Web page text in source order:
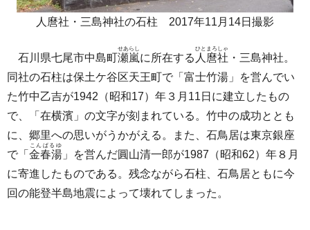
人麿社・三島神社の石柱 2017年11月14日撮影
石川県七尾市中島町瀬嵐
せあらし
に所在する 人麿社
ひとまろしゃ
・三島神社。
同社の石柱は保土ケ谷区天王町で「富士竹湯」を営んでい
た竹中乙吉が1942（昭和17）年３月11日に建立したもの
で、「在横濱」の文字が刻まれている。竹中の成功ととも
に、郷里への思いがうかがえる。また、石鳥居は東京銀座
で「 金春湯
こんぱるゆ
」を営んだ圓山清一郎が1987（昭和62）年８月
に寄進したものである。残念ながら石柱、石鳥居ともに今
回の能登半島地震によって壊れてしまった。